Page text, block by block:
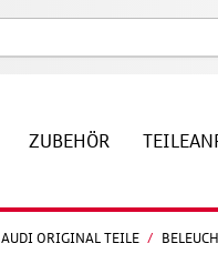
ZUBEHÖR
AUDI ORIGINAL TEILE /